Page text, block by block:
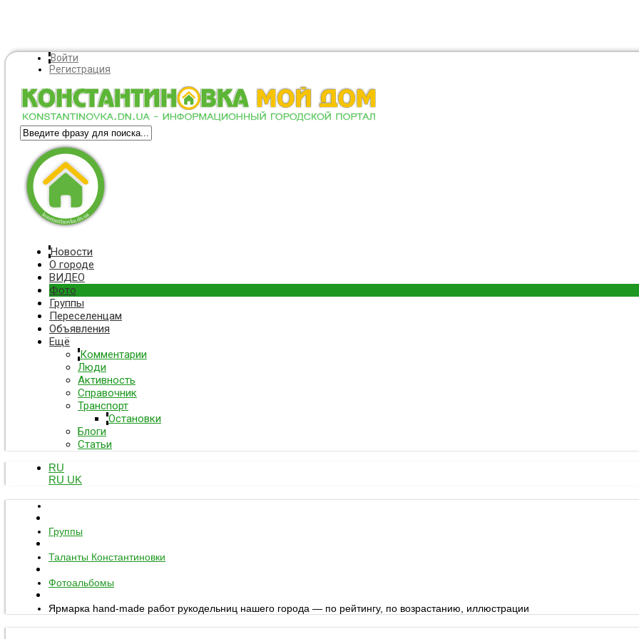
Войти
Регистрация
Новости
О городе
ВИДЕО
Фото
Группы
Переселенцам
Объявления
Ещё
Комментарии
Люди
Активность
Справочник
Транспорт
Остановки
Блоги
Статьи
RU
RU UK
Группы
Таланты Константиновки
Фотоальбомы
Ярмарка hand-made работ рукодельниц нашего города — по рейтингу, по возрастанию, иллюстрации